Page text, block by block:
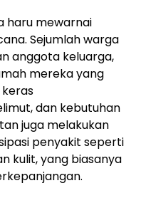
haru mewarnai
Sejumlah warga
anggota keluarga,
mereka yang
dan kebutuhan
juga melakukan
penyakit seperti
kulit, yang biasanya